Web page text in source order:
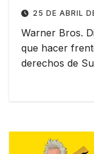
25 DE ABRIL
Warner Bros.
que hacer
derechos de